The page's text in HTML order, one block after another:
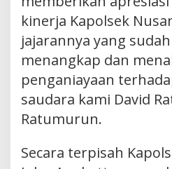
kinerja Kapolsek
jajarannya yang
menangkap dan
penganiayaan
saudara kami David
Ratumurun.
Secara terpisah